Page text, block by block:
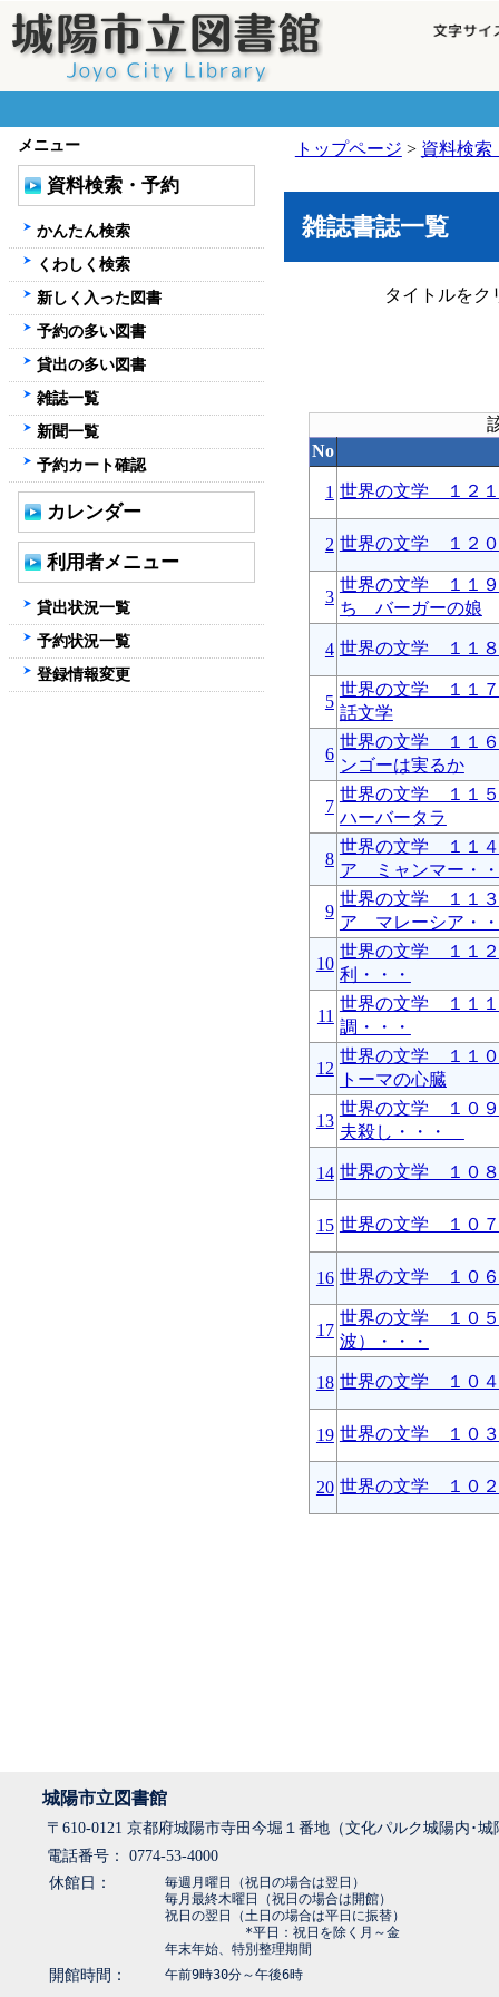
トップページ > 資料検索
雑誌書誌一覧
タイトルをク
No
1 世界の文学 １２
2 世界の文学 １２
3
世界の文学 １１
ち バーガーの娘
4 世界の文学 １１
5
世界の文学 １１
話文学
6
世界の文学 １１
ンゴーは実るか
7
世界の文学 １１
ハーバータラ
8
世界の文学 １１
ア ミャンマー・・
9
世界の文学 １１
ア マレーシア・
10
世界の文学 １１
利・・・
11
世界の文学 １１
調・・・
12
世界の文学 １１
トーマの心臓
13
世界の文学 １０
夫殺し・・・
14 世界の文学 １０
15 世界の文学 １０
16 世界の文学 １０
17
世界の文学 １０
波）・・・
18 世界の文学 １０
19 世界の文学 １０
20 世界の文学 １０
メニュー
資料検索・予約
かんたん検索
くわしく検索
新しく入った図書
予約の多い図書
貸出の多い図書
雑誌一覧
新聞一覧
予約カート確認
カレンダー
利用者メニュー
貸出状況一覧
予約状況一覧
登録情報変更
城陽市立図書館
〒610-0121 京都府城陽市寺田今堀１番地（文化パルク城陽内･
電話番号： 0774-53-4000
休館日：
毎週月曜日（祝日の場合は翌日）
毎月最終木曜日（祝日の場合は開館）
祝日の翌日（土日の場合は平日に振替）
*平日：祝日を除く月～金
年末年始、特別整理期間
開館時間： 午前9時30分～午後6時